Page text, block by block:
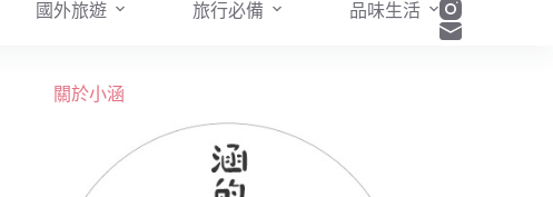
國外旅遊 旅行必備 品味生活
關於小涵